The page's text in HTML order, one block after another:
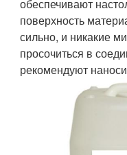
обеспечивают
поверхность
сильно, и никакие
просочиться в
рекомендуют